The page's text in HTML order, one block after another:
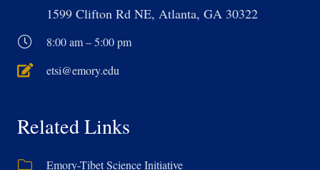
1599 Clifton Rd NE, Atlanta, GA 30322
8:00 am – 5:00 pm
etsi@emory.edu
Related Links
Emory-Tibet Science Initiative